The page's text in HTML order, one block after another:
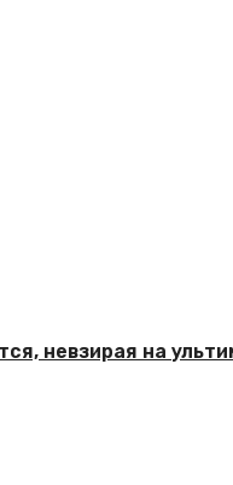
невзирая на